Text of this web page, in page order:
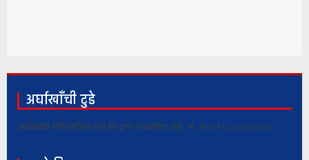
अर्घाखाँची टुडे
अर्घाखाँची मल्टिमिडिया प्रा.लि द्वारा सञ्चालित दर्ता नं. १७२१६८/०७४/०७५